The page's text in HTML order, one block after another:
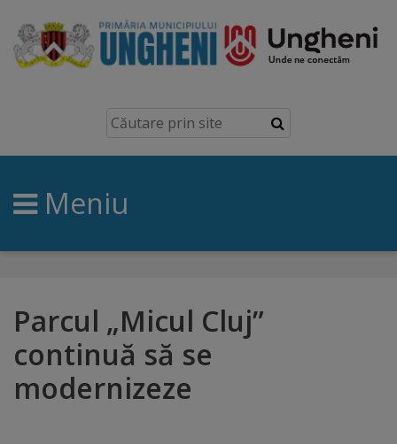
Ungheni
Prezentare
generală
Simbolurile
brand
Orașe
înfrățite
Meniu
Parcul „Micul Cluj”
continuă să se
modernizeze